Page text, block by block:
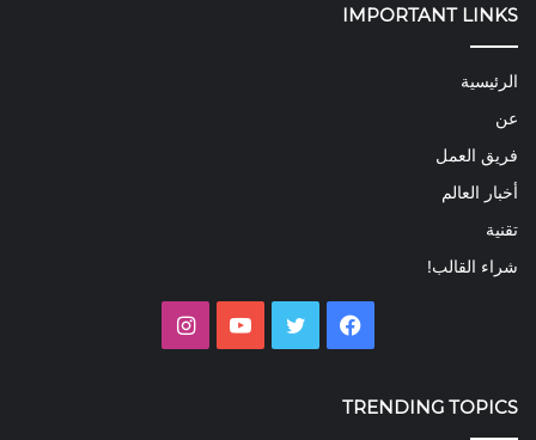
IMPORTANT LINKS
الرئيسية
عن
فريق العمل
أخبار العالم
تقنية
شراء القالب!
فيسبوك تويتر يوتيوب
TRENDING TOPICS